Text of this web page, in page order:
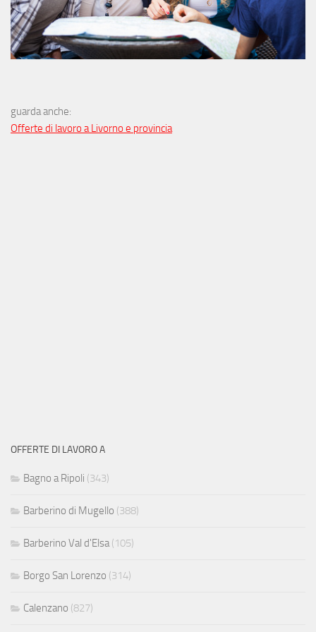
guarda anche:
Offerte di lavoro a Livorno e provincia
OFFERTE DI LAVORO A
Bagno a Ripoli (343)
Barberino di Mugello (388)
Barberino Val d'Elsa(105)
Borgo San Lorenzo (314)
Calenzano (827)